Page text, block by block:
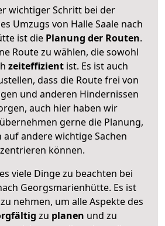
wichtiger Schritt bei der
Umzugs von Halle Saale nach
ist diePlanung der Routen.
Route zu wählen, die sowohl
zeiteffizientist. Es ist auch
dass die Route frei von
und anderen Hindernissen
auch hier haben wir
gerne die Planung,
auf andere wichtige Sachen
können.
viele Dinge zu beachten bei
Georgsmarienhütte. Es ist
nehmen, um alle Aspekte des
zu planen und zu